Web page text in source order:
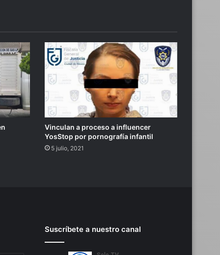
Vinculan a proceso a influencer
YosStop por pornografía infantil
5 julio, 2021
Suscríbete a nuestro canal